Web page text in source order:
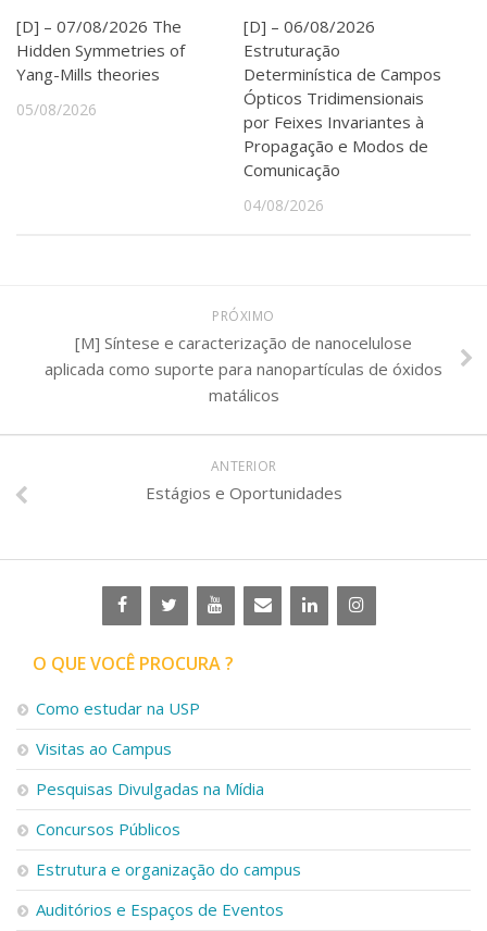
Jornal da USP
Agenda de Eventos
Defesa de Teses
[D] – 07/08/2026 The
Hidden Symmetries of
Yang-Mills theories
05/08/2026
[D] – 06/08/2026
Estruturação
Determinística de Campos
Ópticos Tridimensionais
por Feixes Invariantes à
Propagação e Modos de
Comunicação
04/08/2026
PRÓXIMO
[M] Síntese e caracterização de nanocelulose
aplicada como suporte para nanopartículas de óxidos
matálicos
ANTERIOR
Estágios e Oportunidades
O QUE VOCÊ PROCURA ?
Como estudar na USP
Visitas ao Campus
Pesquisas Divulgadas na Mídia
Concursos Públicos
Estrutura e organização do campus
Auditórios e Espaços de Eventos